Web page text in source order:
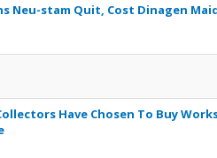
Neu-stam Quit, Cost Dinagen
moyenne
3 45
moyenne
Have Chosen To Buy
moyenne
345